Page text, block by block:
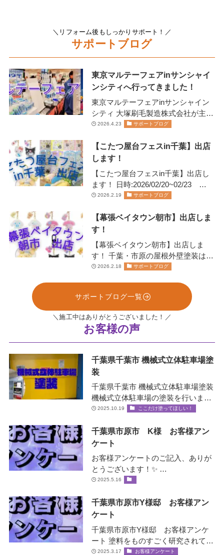
＼リフォーム後もしっかりサポート！／
サポートブログ
東京マルテーフェアinサンシャイ
ンシティへ行ってきました！
東京マルテーフェアinサンシャイン
シティ 大塚刷毛製造株式会社が主催
します 2026年2月13日(金)14日(土)に
2026.4.23 サポートブログ
【こたつ屋台フェスin千葉】出店
します！
【こたつ屋台フェスin千葉】出店し
ます！ 日時:2026/02/20~02/23
11:00~20:00日にちにより営業…
2026.2.19 サポートブログ
【幕張ベイタウン朝市】出店しま
す！
【幕張ベイタウン朝市】出店しま
す！ 千葉・市原の屋根外壁塗装は、
お任せください！株式会社リペイン
2026.2.18 サポートブログ
サポートブログ一覧
＼施工中はありがとうございました！／
お客様の声
千葉県千葉市 機械式立体駐車場塗
装
千葉県千葉市 機械式立体駐車場塗装
機械式立体駐車場の塗装を行いまし
た！✨ 機械式立体駐車場とは？ エレ
2025.10.19 ここだけ塗ってほしい！
千葉県市原市 K様 お客様アン
ケート
お客様アンケートのご記入、ありが
とうございます！✨ …
2025.5.16
千葉県市原市Y様邸 お客様アン
ケート
千葉県市原市Y様邸 お客様アンケ
ート 塗料をものすごく研究されてい
て、お客様の大事な家を守ると言う
2025.3.17 お客様アンケート